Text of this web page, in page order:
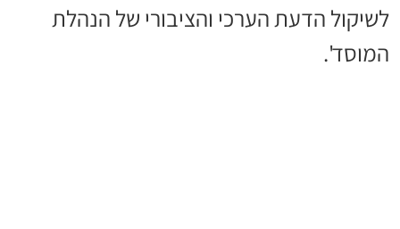
לשיקול הדעת הערכי והציבורי של הנהלת
המוסד'.